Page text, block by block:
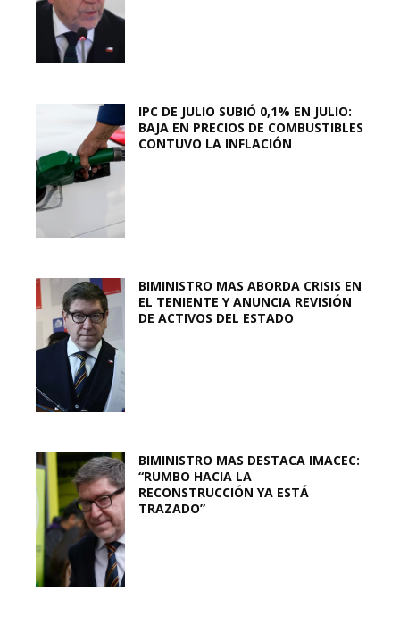
IPC DE JULIO SUBIÓ 0,1% EN JULIO:
BAJA EN PRECIOS DE COMBUSTIBLES
CONTUVO LA INFLACIÓN
BIMINISTRO MAS ABORDA CRISIS EN
EL TENIENTE Y ANUNCIA REVISIÓN
DE ACTIVOS DEL ESTADO
BIMINISTRO MAS DESTACA IMACEC:
“RUMBO HACIA LA
RECONSTRUCCIÓN YA ESTÁ
TRAZADO”